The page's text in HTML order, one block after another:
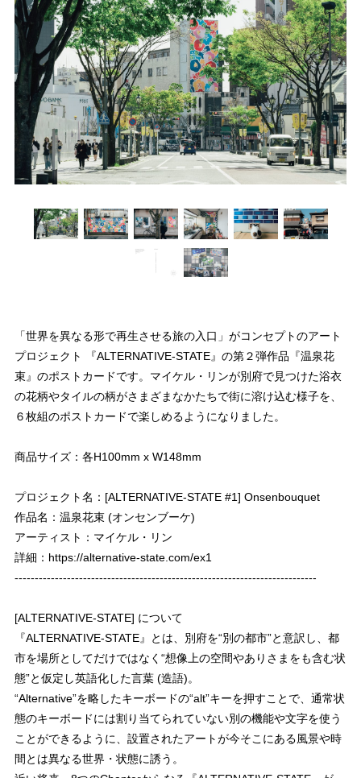
「世界を異なる形で再生させる旅の入口」がコンセプトのアート
プロジェクト 『ALTERNATIVE-STATE』の第２弾作品『温泉花
束』のポストカードです。マイケル・リンが別府で見つけた浴衣
の花柄やタイルの柄がさまざまなかたちで街に溶け込む様子を、
６枚組のポストカードで楽しめるようになりました。
商品サイズ：各H100mm x W148mm
プロジェクト名：[ALTERNATIVE-STATE #1] Onsenbouquet
作品名：温泉花束 (オンセンブーケ)
アーティスト：マイケル・リン
詳細： https://alternative-state.com/ex1
---------------------------------------------------------------------------
[ALTERNATIVE-STATE] について
『ALTERNATIVE-STATE』とは、別府を“別の都市”と意訳し、都
市を場所としてだけではなく“想像上の空間やありさまをも含む状
態”と仮定し英語化した言葉 (造語)。
“Alternative”を略したキーボードの“alt”キーを押すことで、通常状
態のキーボードには割り当てられていない別の機能や文字を使う
ことができるように、設置されたアートが今そこにある風景や時
間とは異なる世界・状態に誘う。